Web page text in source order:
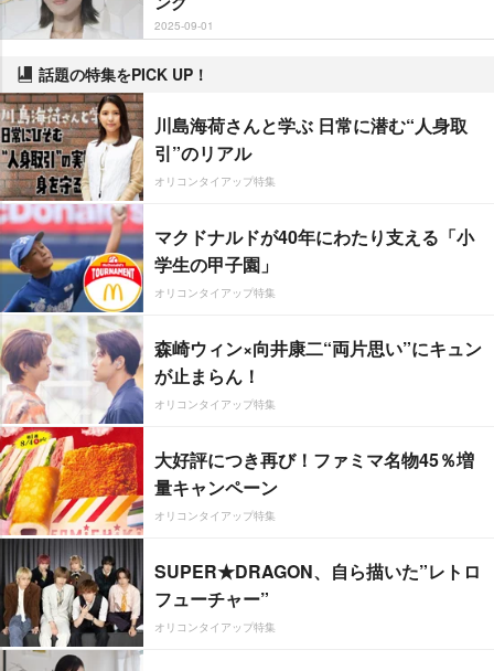
2025-09-01
話題の特集をPICK UP！
川島海荷さんと学ぶ 日常に潜む“人身取
引”のリアル
オリコンタイアップ特集
マクドナルドが40年にわたり支える「小
学生の甲子園」
オリコンタイアップ特集
森崎ウィン×向井康二“両片思い”にキュン
が止まらん！
オリコンタイアップ特集
大好評につき再び！ファミマ名物45％増
量キャンペーン
オリコンタイアップ特集
SUPER★DRAGON、自ら描いた”レトロ
フューチャー”
オリコンタイアップ特集